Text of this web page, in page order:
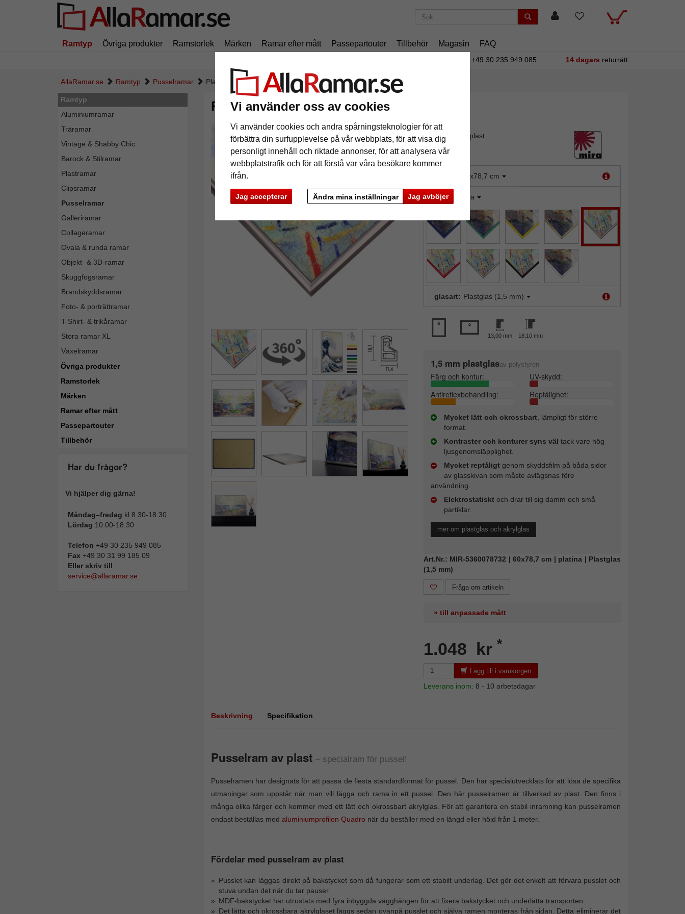
Vi använder oss av cookies
Vi använder cookies och andra spårningsteknologier för att
förbättra din surfupplevelse på vår webbplats, för att visa dig
personligt innehåll och riktade annonser, för att analysera vår
webbplatstrafik och för att förstå var våra besökare kommer
ifrån.
Jag accepterar Jag avböjer
Ändra mina inställningar
Ramtyp Övriga produkter Ramstorlek Märken Ramar efter mått Passepartouter Tillbehör Magasin FAQ
+49 30 235 949 085 14 dagars returrätt
AllaRamar.se Ramtyp Pusselramar Plast-pusselram för 1500 delar
Ramtyp
Aluminiumramar
Träramar
Vintage & Shabby Chic
Barock & Stilramar
Plastramar
Clipsramar
Pusselramar
Galleriramar
Collageramar
Ovala & runda ramar
Objekt- & 3D-ramar
Skuggfogsramar
Brandskyddsramar
Foto- & porträttramar
T-Shirt- & trikåramar
Stora ramar XL
Växelramar
Övriga produkter
Ramstorlek
Märken
Ramar efter mått
Passepartouter
Tillbehör
Har du frågor?
Vi hjälper dig gärna!
Måndag–fredag kl 8.30-18.30
Lördag 10.00-18.30
Telefon +49 30 235 949 085
Fax +49 30 31 99 185 09
Eller skriv till
service@allaramar.se
Plast-pusselram för 1500 delar
Pusselram av plast
60x78,7 cm
färg: platina
glasart: Plastglas (1,5 mm)
13,00 mm 18,10 mm
1,5 mm plastglasav polystyren
Färg och kontur:
UV-skydd:
Antireflexbehandling:
Reptålighet:
Mycket lätt och okrossbart, lämpligt för större
format.
Kontraster och konturer syns väl tack vare hög
ljusgenomsläpplighet.
Mycket reptåligtgenom skyddsfilm på båda sidor
av glasskivan som måste avlägsnas före
användning.
Elektrostatisktoch drar till sig damm och små
partiklar.
mer om plastglas och akrylglas
Art.Nr.: MIR-5360078732 | 60x78,7 cm | platina | Plastglas
(1,5 mm)
Fråga om artikeln
» till anpassade mått
1.048 kr *
Lägg till i varukorgen
Leverans inom: 8 - 10 arbetsdagar
Beskrivning Specifikation
Pusselram av plast – specialram för pussel!
Pusselramen har designats för att passa de flesta standardformat för pussel. Den har specialutvecklats för att lösa de specifika
utmaningar som uppstår när man vill lägga och rama in ett pussel. Den här pusselramen är tillverkad av plast. Den finns i
många olika färger och kommer med ett lätt och okrossbart akrylglas. För att garantera en stabil inramning kan pusselramen
endast beställas med aluminiumprofilen Quadro när du beställer med en längd eller höjd från 1 meter.
Fördelar med pusselram av plast
Pusslet kan läggas direkt på bakstycket som då fungerar som ett stabilt underlag. Det gör det enkelt att förvara pusslet och
stuva undan det när du tar pauser.
MDF-bakstycket har utrustats med fyra inbyggda vägghängen för att fixera bakstycket och underlätta transporten.
Det lätta och okrossbara akrylglaset läggs sedan ovanpå pusslet och själva ramen monteras från sidan. Detta eliminerar det